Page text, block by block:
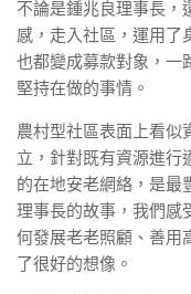
不論是鍾兆良理事長，
感，走入社區，運用了
也都變成募款對象，一
堅持在做的事情。
農村型社區表面上看似
立，針對既有資源進行
的在地安老網絡，是最
理事長的故事，我們感
何發展老老照顧、善用
了很好的想像。